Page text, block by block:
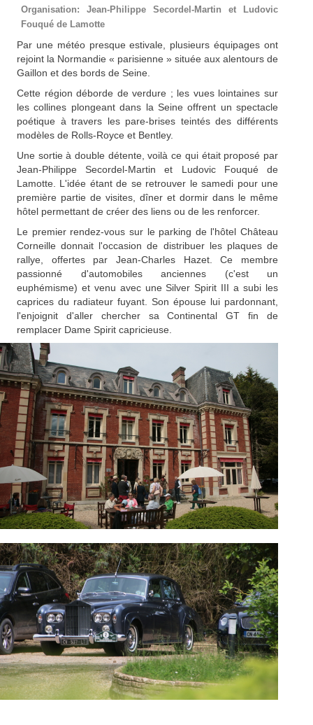
Organisation: Jean-Philippe Secordel-Martin et Ludovic
Fouqué de Lamotte
Par une météo presque estivale, plusieurs équipages ont
rejoint la Normandie « parisienne » située aux alentours de
Gaillon et des bords de Seine.
Cette région déborde de verdure ; les vues lointaines sur
les collines plongeant dans la Seine offrent un spectacle
poétique à travers les pare-brises teintés des différents
modèles de Rolls-Royce et Bentley.
Une sortie à double détente, voilà ce qui était proposé par
Jean-Philippe Secordel-Martin et Ludovic Fouqué de
Lamotte. L'idée étant de se retrouver le samedi pour une
première partie de visites, dîner et dormir dans le même
hôtel permettant de créer des liens ou de les renforcer.
Le premier rendez-vous sur le parking de l'hôtel Château
Corneille donnait l'occasion de distribuer les plaques de
rallye, offertes par Jean-Charles Hazet. Ce membre
passionné d'automobiles anciennes (c'est un
euphémisme) et venu avec une Silver Spirit III a subi les
caprices du radiateur fuyant. Son épouse lui pardonnant,
l'enjoignit d'aller chercher sa Continental GT fin de
remplacer Dame Spirit capricieuse.